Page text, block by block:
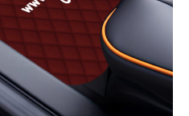
en
la
página
producto